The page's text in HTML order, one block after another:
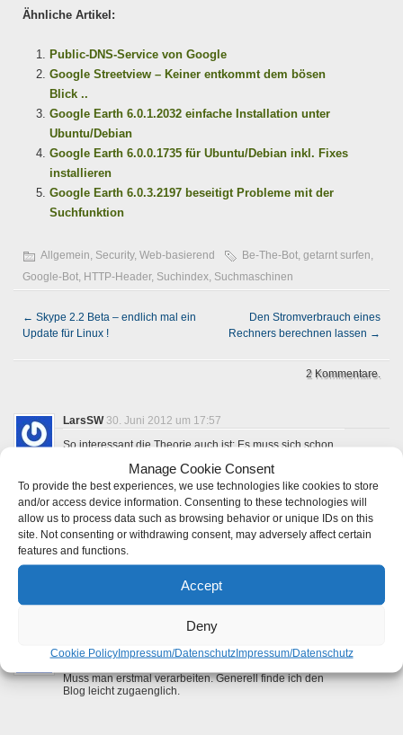
Manage Cookie Consent
To provide the best experiences, we use technologies like cookies to store
and/or access device information. Consenting to these technologies will
allow us to process data such as browsing behavior or unique IDs on this
site. Not consenting or withdrawing consent, may adversely affect certain
features and functions.
Accept
Deny
Cookie PolicyImpressum/DatenschutzImpressum/Datenschutz
Ähnliche Artikel:
Public-DNS-Service von Google
Google Streetview – Keiner entkommt dem bösen
Blick ..
Google Earth 6.0.1.2032 einfache Installation unter
Ubuntu/Debian
Google Earth 6.0.0.1735 für Ubuntu/Debian inkl. Fixes
installieren
Google Earth 6.0.3.2197 beseitigt Probleme mit der
Suchfunktion
Allgemein Security, Web-basierend Be-The-Bot getarnt surfen
Google-Bot HTTP-Header, Suchindex Suchmaschinen
← Skype 2.2 Beta – endlich mal ein
Update für Linux !
Den Stromverbrauch eines
Rechners berechnen lassen →
2 Kommentare.
LarsSW 30. Juni 2012 um 17:57
So interessant die Theorie auch ist: Es muss sich schon
Google auf diese Weise Zugang zu eigentlich
geschützten Inhalten gewährt. Denn Google bietet
eigentlich für geschützte Inhalte die Möglichkeit,
entsprechende Zugangsdaten zu hinterlegen. So kann
sich Google beim Besuch selbst einloggen und die
Inhalte crawlen.
Dennoch ein interessanter Artikel, und vielleicht nutzt ja
tatsächlich der eine oder andere Siteadmin nur eine Art
„HTTP-Header“ Weiche. Aber ich würde jedem
empfehlen, dies nicht zutun. 😉
Muss man erstmal verarbeiten. Generell finde ich den
Blog leicht zugaenglich.